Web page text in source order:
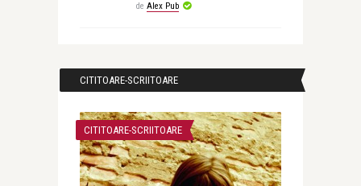
de Alex Pub
CITITOARE-SCRIITOARE
CITITOARE-SCRIITOARE